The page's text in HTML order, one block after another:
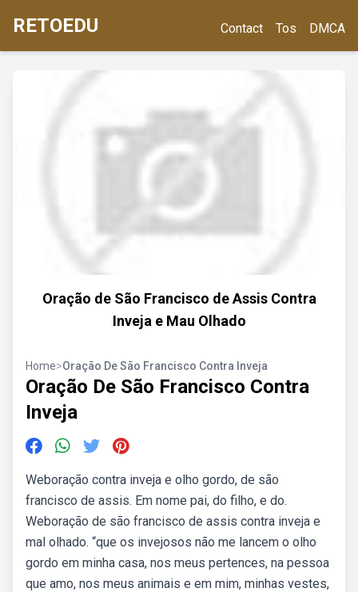
RETOEDU Contact Tos DMCA
Oração de São Francisco de Assis Contra
Inveja e Mau Olhado
Home>Oração De São Francisco Contra Inveja
Oração De São Francisco Contra
Inveja
Weboração contra inveja e olho gordo, de são
francisco de assis. Em nome pai, do filho, e do.
Weboração de são francisco de assis contra inveja e
mal olhado. “que os invejosos não me lancem o olho
gordo em minha casa, nos meus pertences, na pessoa
que amo, nos meus animais e em mim, minhas vestes,